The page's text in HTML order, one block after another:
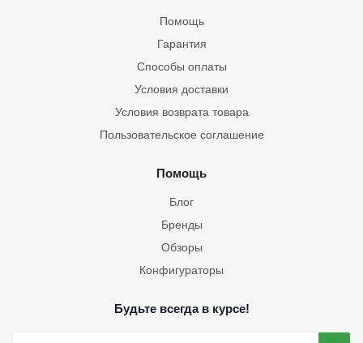
Помощь
Гарантия
Способы оплаты
Условия доставки
Условия возврата товара
Пользовательское соглашение
Помощь
Блог
Бренды
Обзоры
Конфигураторы
Будьте всегда в курсе!